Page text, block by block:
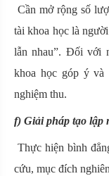
Cần mở rộng số
tài khoa học là
lẫn nhau”. Đối với
khoa học góp ý và
nghiệm thu.
f) Giải pháp tạo lập
Thực hiện bình
cứu, mục đích